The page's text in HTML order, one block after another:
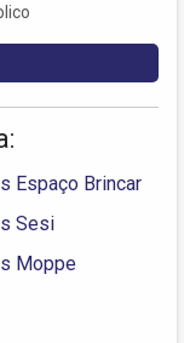
Espaço Brincar
Sesi
Moppe